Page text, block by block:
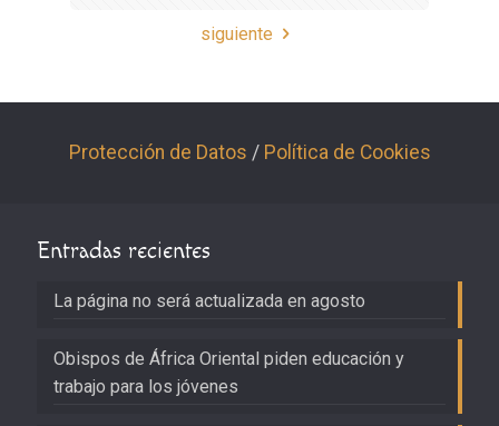
siguiente
Protección de Datos / Política de Cookies
Entradas recientes
La página no será actualizada en agosto
Obispos de África Oriental piden educación y
trabajo para los jóvenes